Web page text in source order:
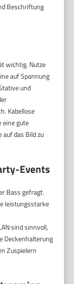
Beschriftung
wichtig. Nutze
auf Spannung
und
Kabellose
eine gute
auf das Bild zu
Events
Bass gefragt.
leistungsstarke
sind sinnvoll,
Deckenhalterung
Zuspielern